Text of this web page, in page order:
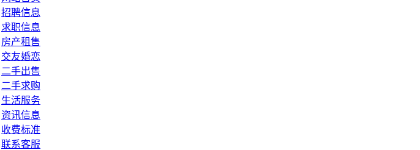
招聘信息
求职信息
房产租售
交友婚恋
二手出售
二手求购
生活服务
资讯信息
收费标准
联系客服